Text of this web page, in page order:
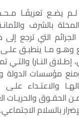
يضـع تعريفًـا
بالشرف
الجرائم التي ترجع
وهـو مـا ينطبـق
إطـلاق النـار)
مؤسسات الدولة
والاعتـداء علـى
الحقـوق والحريـات
بالسلام الاجتماعي.